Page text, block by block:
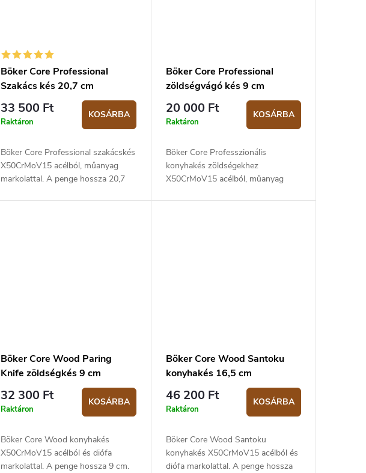
Böker Core Professional
Szakács kés 20,7 cm
33 500 Ft
Raktáron
KOSÁRBA
Böker Core Professional szakácskés
X50CrMoV15 acélból, műanyag
markolattal. A penge hossza 20,7
Böker Core Professional
zöldségvágó kés 9 cm
20 000 Ft
Raktáron
KOSÁRBA
Böker Core Professzionális
konyhakés zöldségekhez
X50CrMoV15 acélból, műanyag
Böker Core Wood Paring
Knife zöldségkés 9 cm
32 300 Ft
Raktáron
KOSÁRBA
Böker Core Wood konyhakés
X50CrMoV15 acélból és diófa
markolattal. A penge hossza 9 cm.
Böker Core Wood Santoku
konyhakés 16,5 cm
46 200 Ft
Raktáron
KOSÁRBA
Böker Core Wood Santoku
konyhakés X50CrMoV15 acélból és
diófa markolattal. A penge hossza